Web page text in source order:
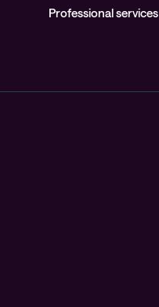
Professional services